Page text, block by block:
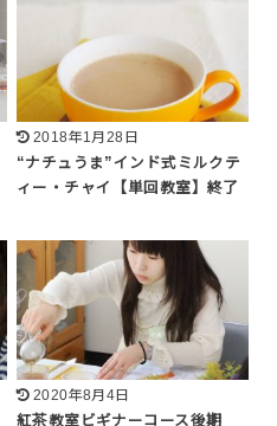
2018年1月28日
“ナチュうま”インド式ミルクテ
ィー・チャイ【単回教室】終了
2020年8月4日
紅茶教室ビギナーコース後期